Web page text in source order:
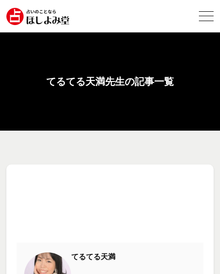
てるてる天満先生の記事一覧
てるてる天満